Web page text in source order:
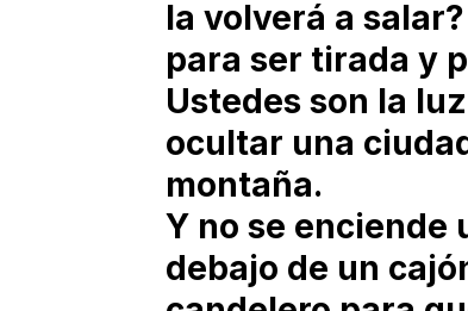
la volverá a
para ser tirada y
Ustedes son la
ocultar una
montaña.
Y no se enciende
debajo de un